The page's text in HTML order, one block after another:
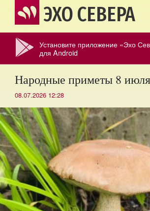
ЭХО СЕВЕРА
Установите приложение «Эхо
для Android
Народные приметы 8 июля
08.07.2026 12:28